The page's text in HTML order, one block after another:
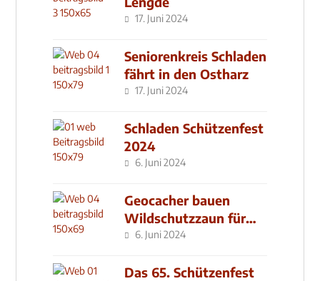
17. Juni 2024
Seniorenkreis Schladen
fährt in den Ostharz
17. Juni 2024
Schladen Schützenfest
2024
6. Juni 2024
Geocacher bauen
Wildschutzzaun für
den MachMit! Wald
6. Juni 2024
Das 65. Schützenfest